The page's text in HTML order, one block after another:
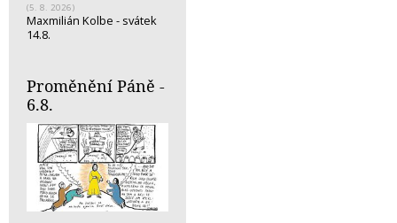
(5. 8. 2026)
Maxmilián Kolbe - svátek
14.8.
Proměnění Páně -
6.8.